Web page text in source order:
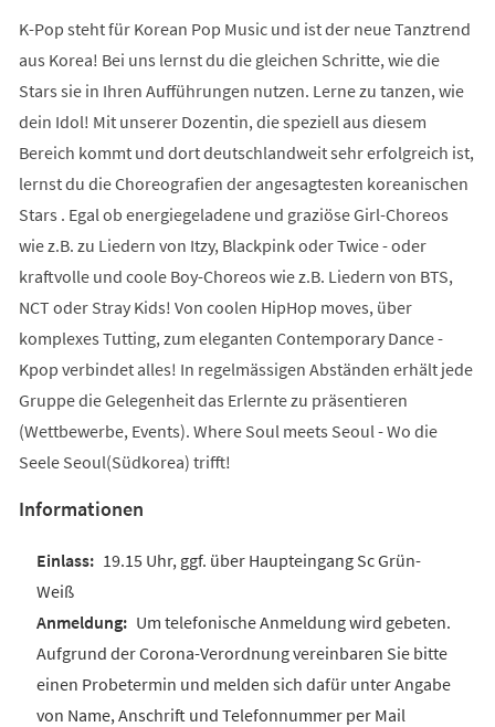
K-Pop steht für Korean Pop Music und ist der neue Tanztrend
aus Korea! Bei uns lernst du die gleichen Schritte, wie die
Stars sie in Ihren Aufführungen nutzen. Lerne zu tanzen, wie
dein Idol! Mit unserer Dozentin, die speziell aus diesem
Bereich kommt und dort deutschlandweit sehr erfolgreich ist,
lernst du die Choreografien der angesagtesten koreanischen
Stars . Egal ob energiegeladene und graziöse Girl-Choreos
wie z.B. zu Liedern von Itzy, Blackpink oder Twice - oder
kraftvolle und coole Boy-Choreos wie z.B. Liedern von BTS,
NCT oder Stray Kids! Von coolen HipHop moves, über
komplexes Tutting, zum eleganten Contemporary Dance -
Kpop verbindet alles! In regelmässigen Abständen erhält jede
Gruppe die Gelegenheit das Erlernte zu präsentieren
(Wettbewerbe, Events). Where Soul meets Seoul - Wo die
Seele Seoul(Südkorea) trifft!
Informationen
19.15 Uhr, ggf. über Haupteingang Sc Grün-
Weiß
Um telefonische Anmeldung wird gebeten.
Aufgrund der Corona-Verordnung vereinbaren Sie bitte
einen Probetermin und melden sich dafür unter Angabe
von Name, Anschrift und Telefonnummer per Mail